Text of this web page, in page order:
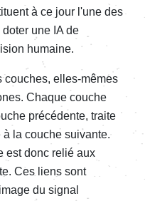
à ce jour l'une des
une IA de
humaine.
couches, elles-mêmes
Chaque couche
précédente, traite
la couche suivante.
est donc relié aux
Ces liens sont
du signal